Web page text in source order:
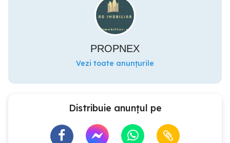
PROPNEX
Vezi toate anunțurile
Distribuie anunțul pe